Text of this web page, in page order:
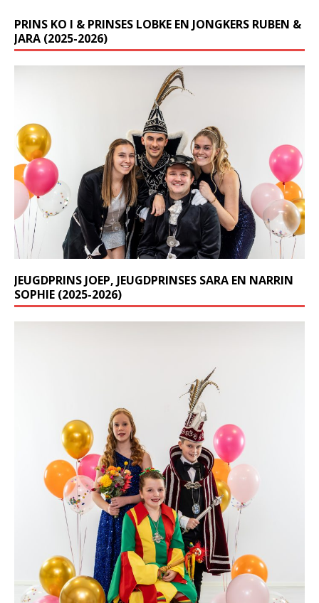
PRINS KO I & PRINSES LOBKE EN JONGKERS RUBEN &
JARA (2025-2026)
JEUGDPRINS JOEP, JEUGDPRINSES SARA EN NARRIN
SOPHIE (2025-2026)